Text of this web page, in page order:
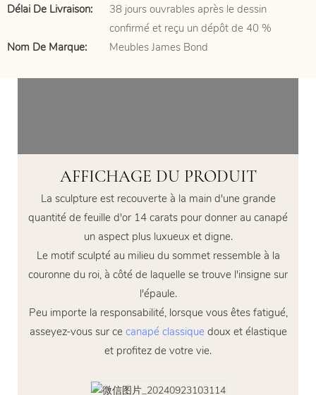
Délai De Livraison:
38 jours ouvrables après le dessin
confirmé et reçu un dépôt de 40 %
Nom De Marque:
Meubles James Bond
AFFICHAGE DU PRODUIT
La sculpture est recouverte à la main d'une grande
quantité de feuille d'or 14 carats pour donner au canapé
un aspect plus luxueux et digne.
Le motif sculpté au milieu du sommet ressemble à la
couronne du roi, à côté de laquelle se trouve l'insigne sur
l'épaule.
Peu importe la responsabilité, lorsque vous êtes fatigué,
asseyez-vous sur ce canapé classique doux et élastique
et profitez de votre vie.